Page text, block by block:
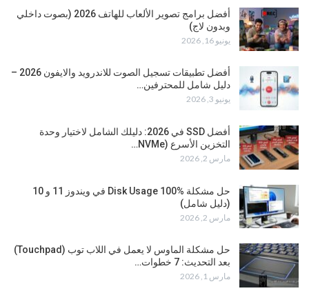
أفضل برامج تصوير الألعاب للهاتف 2026 (بصوت داخلي
وبدون لاج)
يونيو 16, 2026
أفضل تطبيقات تسجيل الصوت للاندرويد والايفون 2026 –
دليل شامل للمحترفين…
يونيو 3, 2026
أفضل SSD في 2026: دليلك الشامل لاختيار وحدة
التخزين الأسرع (NVMe…
مارس 2, 2026
حل مشكلة Disk Usage 100% في ويندوز 11 و 10
(دليل شامل)
مارس 2, 2026
حل مشكلة الماوس لا يعمل في اللاب توب (Touchpad)
بعد التحديث: 7 خطوات…
مارس 1, 2026